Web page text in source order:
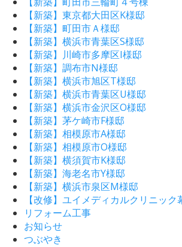
【新築】東京都大田区K様邸
【新築】町田市Ａ様邸
【新築】横浜市青葉区S様邸
【新築】川崎市多摩区I様邸
【新築】調布市N様邸
【新築】横浜市旭区T様邸
【新築】横浜市青葉区U様邸
【新築】横浜市金沢区O様邸
【新築】茅ケ崎市F様邸
【新築】相模原市A様邸
【新築】相模原市O様邸
【新築】横須賀市K様邸
【新築】海老名市Y様邸
【新築】横浜市泉区M様邸
【改修】ユイメディカルクリニック
リフォーム工事
お知らせ
つぶやき